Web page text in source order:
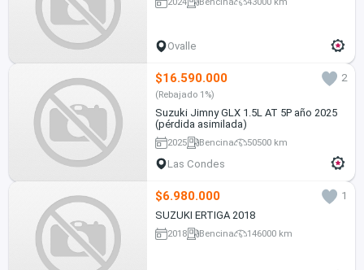
Ovalle
$16.590.000 2
(Rebajado 1%)
Suzuki Jimny GLX 1.5L AT 5P año 2025
(pérdida asimilada)
2025 Bencina 50500 km
Las Condes
$6.980.000
1
SUZUKI ERTIGA 2018
2018 Bencina 146000 km